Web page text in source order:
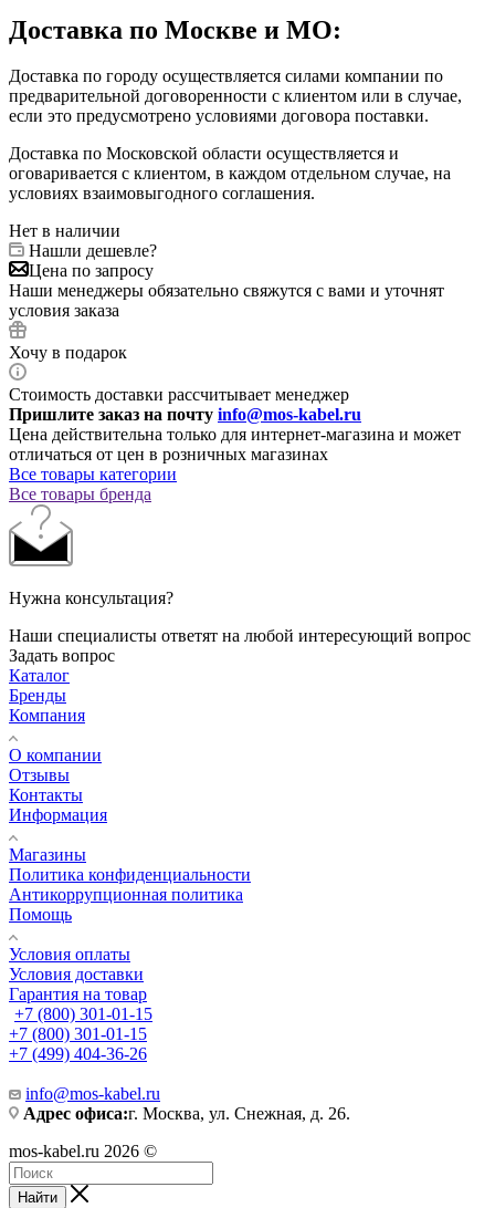
Доставка по Москве и МО:
Доставка по городу осуществляется силами компании по
предварительной договоренности с клиентом или в случае,
если это предусмотрено условиями договора поставки.
Доставка по Московской области осуществляется и
оговаривается с клиентом, в каждом отдельном случае, на
условиях взаимовыгодного соглашения.
Нет в наличии
Нашли дешевле?
Цена по запросу
Наши менеджеры обязательно свяжутся с вами и уточнят
условия заказа
Хочу в подарок
Стоимость доставки рассчитывает менеджер
Пришлите заказ на почту info@mos-kabel.ru
Цена действительна только для интернет-магазина и может
отличаться от цен в розничных магазинах
Все товары категории
Все товары бренда
Нужна консультация?
Наши специалисты ответят на любой интересующий вопрос
Задать вопрос
Каталог
Бренды
Компания
О компании
Отзывы
Контакты
Информация
Магазины
Политика конфиденциальности
Антикоррупционная политика
Помощь
Условия оплаты
Условия доставки
Гарантия на товар
+7 (800) 301-01-15
+7 (800) 301-01-15
+7 (499) 404-36-26
info@mos-kabel.ru
Адрес офиса:г. Москва, ул. Снежная, д. 26.
mos-kabel.ru 2026 ©
Найти